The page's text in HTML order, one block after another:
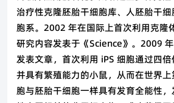
治疗性克隆胚胎干细胞库、人胚胎干
胞系。2002 年在国际上首次利用克隆
研究内容发表于《Science》。2009
发表文章，首次利用 iPS 细胞通过四
并具有繁殖能力的小鼠，从而在世界
胞与胚胎干细胞一样具有发育全能性